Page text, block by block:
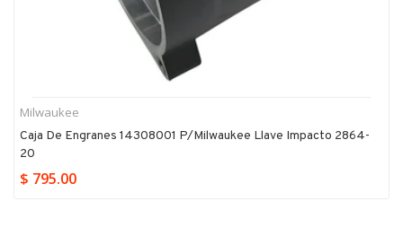
Milwaukee
Caja De Engranes 14308001 P/milwaukee Llave Impacto 2864-
20
$ 795.00